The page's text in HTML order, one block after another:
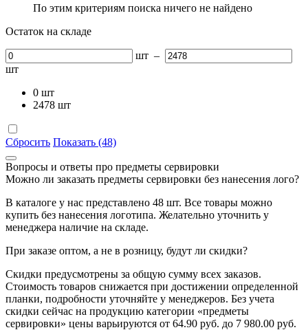
По этим критериям поиска ничего не найдено
Остаток на складе
шт –
шт
0 шт
2478 шт
Сбросить Показать (48)
Вопросы и ответы про предметы сервировки
Можно ли заказать предметы сервировки без нанесения лого?
В каталоге у нас представлено 48 шт. Все товары можно
купить без нанесения логотипа. Желательно уточнить у
менеджера наличие на складе.
При заказе оптом, а не в розницу, будут ли скидки?
Скидки предусмотрены за общую сумму всех заказов.
Стоимость товаров снижается при достижении определенной
планки, подробности уточняйте у менеджеров. Без учета
скидки сейчас на продукцию категории «предметы
сервировки» цены варьируются от 64.90 руб. до 7 980.00 руб.